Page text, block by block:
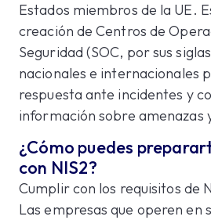
Estados miembros de la UE.
creación de Centros de
Seguridad (SOC, por sus
nacionales e internacionales
respuesta ante incidentes y
información sobre amenazas
¿Cómo puedes
con NIS2?
Cumplir con los requisitos de
Las empresas que operen en